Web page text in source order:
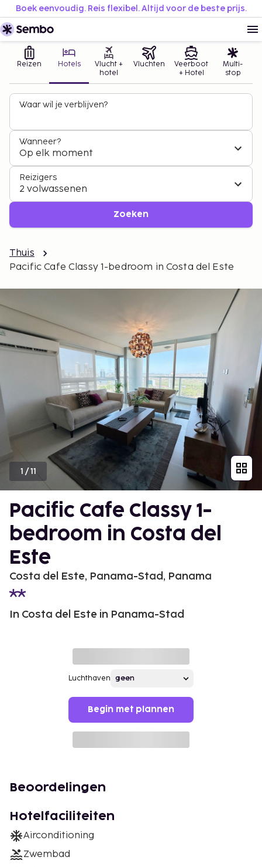
Boek eenvoudig. Reis flexibel. Altijd voor de beste prijs.
Reizen Hotels
Vlucht +
hotel
Vluchten
Veerboot
+ Hotel
Multi-
stop
Waar wil je verblijven?
Wanneer?
Op elk moment
Reizigers
2 volwassenen
Zoeken
Thuis
Pacific Cafe Classy 1-bedroom in Costa del Este
1 /11
Pacific Cafe Classy 1-
bedroom in Costa del
Este
Costa del Este, Panama-Stad, Panama
In Costa del Este in Panama-Stad
Luchthaven
Begin met plannen
Beoordelingen
Hotelfaciliteiten
Airconditioning
Zwembad